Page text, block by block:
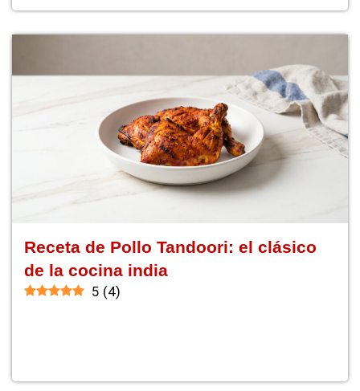
Receta de Pollo Tandoori: el clásico
de la cocina india
5 (4)